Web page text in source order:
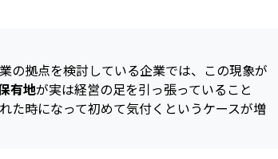
の拠点を検討している企業では、この現象が
有地が実は経営の足を引っ張っていること
た時になって初めて気付くというケースが増